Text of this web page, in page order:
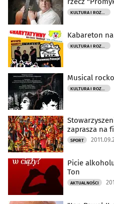
KULTURA I ROZRYWKA
Kabareton
KULTURA I ROZRYWKA
Musical
KULTURA I ROZRYWKA
zaprasza na
SPORT
Picie
Ton
AKTUALNOŚCI